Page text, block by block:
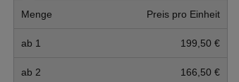
Menge Preis pro Einheit
ab 1 199,50 €
ab 2 166,50 €